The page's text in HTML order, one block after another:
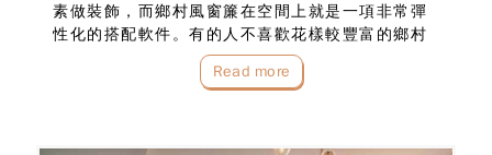
素做裝飾，而鄉村風窗簾在空間上就是一項非常彈
性化的搭配軟件。有的人不喜歡花樣較豐富的鄉村
Read more